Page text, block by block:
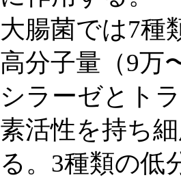
大腸菌では7種
高分子量（9万
シラーゼとト
素活性を持ち
る。3種類の低